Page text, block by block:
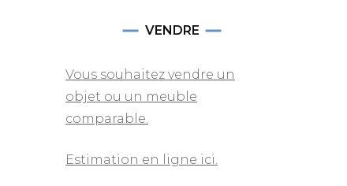
VENDRE
Vous souhaitez vendre un
objet ou un meuble
comparable.
Estimation en ligne ici.